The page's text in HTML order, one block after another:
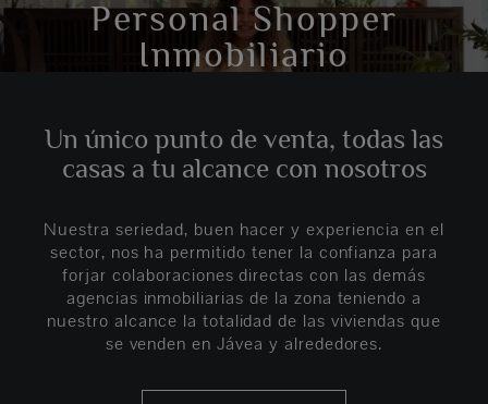
Personal Shopper
Inmobiliario
Un único punto de venta, todas las
casas a tu alcance con nosotros
Nuestra seriedad, buen hacer y experiencia en el
sector, nos ha permitido tener la confianza para
forjar colaboraciones directas con las demás
agencias inmobiliarias de la zona teniendo a
nuestro alcance la totalidad de las viviendas que
se venden en Jávea y alrededores.